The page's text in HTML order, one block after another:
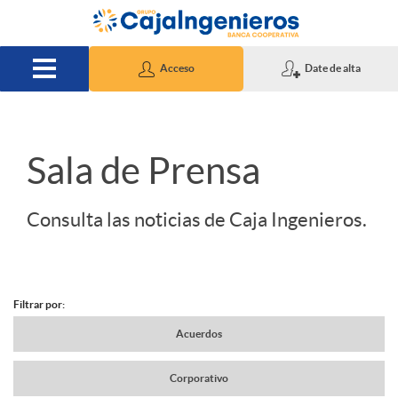
Saltar al contenido principal
Acceso Date de alta
S
Sala de Prensa
Consulta las noticias de Caja Ingenieros.
N
Filtrar por:
Acuerdos
Corporativo